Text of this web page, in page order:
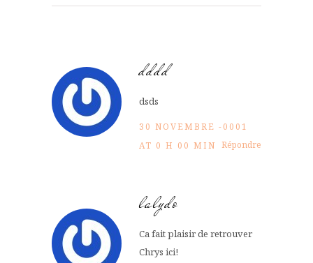
dddd
dsds
30 NOVEMBRE -0001
AT 0 H 00 MIN Répondre
lalydo
Ca fait plaisir de retrouver
Chrys ici!